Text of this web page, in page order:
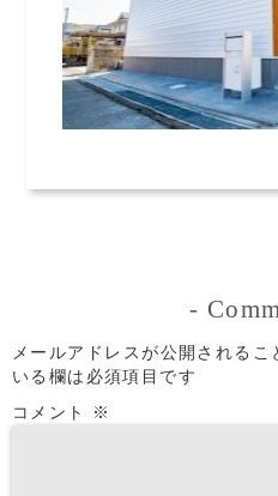
-
メールアドレスが公開されるこ
いる欄は必須項目です
コメント
※